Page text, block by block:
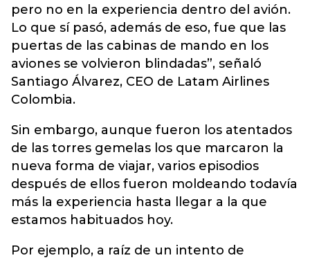
pero no en la experiencia dentro del avión.
Lo que sí pasó, además de eso, fue que las
puertas de las cabinas de mando en los
aviones se volvieron blindadas”, señaló
Santiago Álvarez, CEO de Latam Airlines
Colombia.
Sin embargo, aunque fueron los atentados
de las torres gemelas los que marcaron la
nueva forma de viajar, varios episodios
después de ellos fueron moldeando todavía
más la experiencia hasta llegar a la que
estamos habituados hoy.
Por ejemplo, a raíz de un intento de